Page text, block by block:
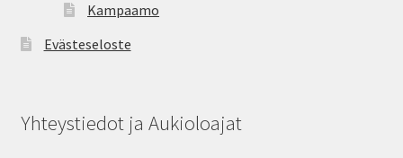
Kampaamo
Evästeseloste
Yhteystiedot ja Aukioloajat